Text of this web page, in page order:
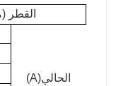
القطر
الحالي(A)